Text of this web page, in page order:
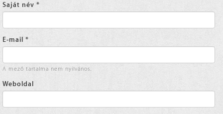
Saját név *
E-mail *
A mező tartalma nem nyilvános.
Weboldal